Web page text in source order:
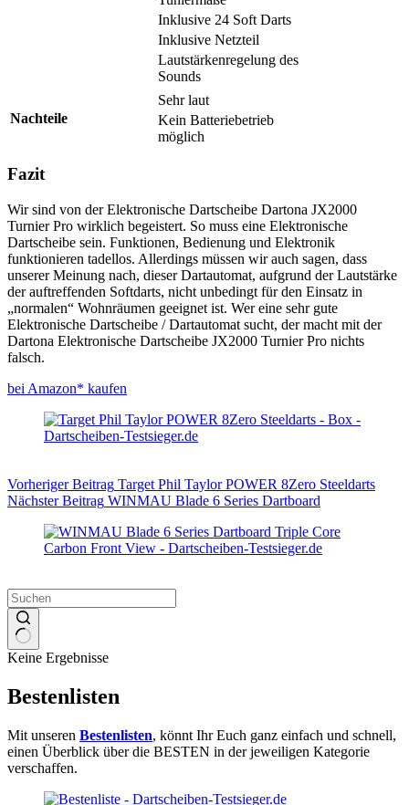
Inklusive 24 Soft Darts
Inklusive Netzteil
Lautstärkenregelung des
Sounds
Nachteile
Sehr laut
Kein Batteriebetrieb
möglich
Fazit
Wir sind von der Elektronische Dartscheibe Dartona JX2000
Turnier Pro wirklich begeistert. So muss eine Elektronische
Dartscheibe sein. Funktionen, Bedienung und Elektronik
funktionieren tadellos. Allerdings müssen wir auch sagen, dass
unserer Meinung nach, dieser Dartautomat, aufgrund der Lautstärke
der auftreffenden Softdarts, nicht unbedingt für den Einsatz in
„normalen“ Wohnräumen geeignet ist. Wer eine sehr gute
Elektronische Dartscheibe / Dartautomat sucht, der macht mit der
Dartona Elektronische Dartscheibe JX2000 Turnier Pro nichts
falsch.
bei Amazon* kaufen
VorherigerBeitrag Target Phil Taylor POWER 8Zero Steeldarts
NächsterBeitrag WINMAU Blade 6 Series Dartboard
Keine Ergebnisse
Bestenlisten
Mit unseren Bestenlisten, könnt Ihr Euch ganz einfach und schnell,
einen Überblick über die BESTEN in der jeweiligen Kategorie
verschaffen.